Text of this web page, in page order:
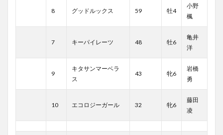
8 グッドルックス 59 牡4
小野
楓
7 キーパイレーツ 48 牡6
亀井
洋
9
キタサンマーベラ
ス
43 牝6
岩橋
勇
10 エコロジーガール 32 牝6
藤田
凌